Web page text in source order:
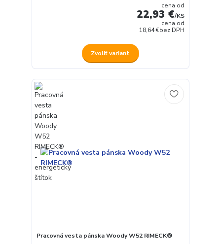
cena od
22,93 €/KS
cena od
18,64 €bez DPH
Zvoliť variant
Pracovná vesta pánska Woody W52 RIMECK®